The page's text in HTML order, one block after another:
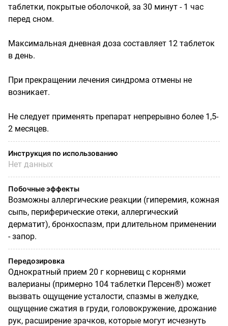
таблетки, покрытые оболочкой, за 30 минут - 1 час
перед сном.
Максимальная дневная доза составляет 12 таблеток
в день.
При прекращении лечения синдрома отмены не
возникает.
Не следует применять препарат непрерывно более 1,5-
2 месяцев.
Инструкция по использованию
Нет данных
Побочные эффекты
Возможны аллергические реакции (гиперемия, кожная
сыпь, периферические отеки, аллергический
дерматит), бронхоспазм, при длительном применении
- запор.
Передозировка
Однократный прием 20 г корневищ с корнями
валерианы (примерно 104 таблетки Персен®) может
вызвать ощущение усталости, спазмы в желудке,
ощущение сжатия в груди, головокружение, дрожание
рук, расширение зрачков, которые могут исчезнуть